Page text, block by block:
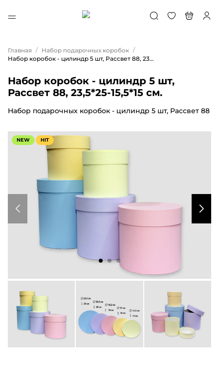
Главная / Набор подарочных коробок /
Набор коробок - цилиндр 5 шт, Рассвет 88, 23,5*25-15,5*15 см.
Набор коробок - цилиндр 5 шт,
Рассвет 88, 23,5*25-15,5*15 см.
Набор подарочных коробок - цилиндр 5 шт, Рассвет 88
NEW HIT